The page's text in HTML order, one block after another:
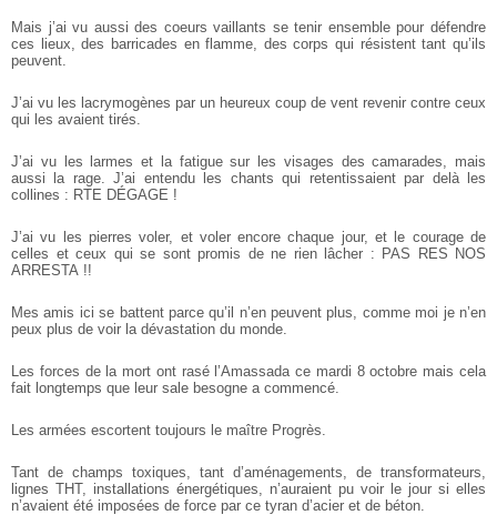
Mais j’ai vu aussi des coeurs vaillants se tenir ensemble pour défendre
ces lieux, des barricades en flamme, des corps qui résistent tant qu’ils
peuvent.
J’ai vu les lacrymogènes par un heureux coup de vent revenir contre ceux
qui les avaient tirés.
J’ai vu les larmes et la fatigue sur les visages des camarades, mais
aussi la rage. J’ai entendu les chants qui retentissaient par delà les
collines : RTE DÉGAGE !
J’ai vu les pierres voler, et voler encore chaque jour, et le courage de
celles et ceux qui se sont promis de ne rien lâcher : PAS RES NOS
ARRESTA !!
Mes amis ici se battent parce qu’il n’en peuvent plus, comme moi je n’en
peux plus de voir la dévastation du monde.
Les forces de la mort ont rasé l’Amassada ce mardi 8 octobre mais cela
fait longtemps que leur sale besogne a commencé.
Les armées escortent toujours le maître Progrès.
Tant de champs toxiques, tant d’aménagements, de transformateurs,
lignes THT, installations énergétiques, n’auraient pu voir le jour si elles
n’avaient été imposées de force par ce tyran d’acier et de béton.